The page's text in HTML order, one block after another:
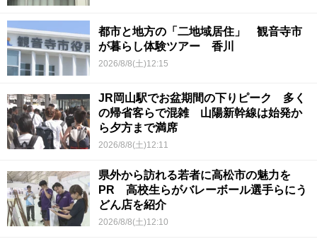
都市と地方の「二地域居住」 観音寺市
が暮らし体験ツアー 香川
2026/8/8(土)12:15
JR岡山駅でお盆期間の下りピーク 多く
の帰省客らで混雑 山陽新幹線は始発か
ら夕方まで満席
2026/8/8(土)12:11
県外から訪れる若者に高松市の魅力を
PR 高校生らがバレーボール選手らにう
どん店を紹介
2026/8/8(土)12:10